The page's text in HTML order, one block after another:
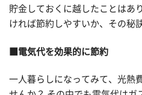
貯金しておくに越したことはあ
ければ節約しやすいか、その秘
■電気代を効果的に節約
一人暮らしになってみて、光熱